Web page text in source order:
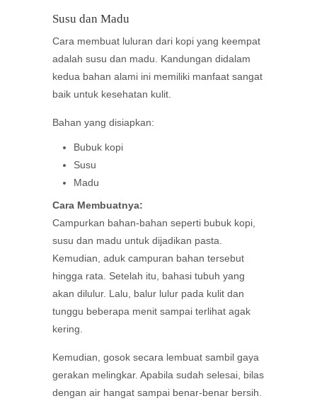
Susu dan Madu
Cara membuat luluran dari kopi yang keempat
adalah susu dan madu. Kandungan didalam
kedua bahan alami ini memiliki manfaat sangat
baik untuk kesehatan kulit.
Bahan yang disiapkan:
Bubuk kopi
Susu
Madu
Cara Membuatnya:
Campurkan bahan-bahan seperti bubuk kopi,
susu dan madu untuk dijadikan pasta.
Kemudian, aduk campuran bahan tersebut
hingga rata. Setelah itu, bahasi tubuh yang
akan dilulur. Lalu, balur lulur pada kulit dan
tunggu beberapa menit sampai terlihat agak
kering.
Kemudian, gosok secara lembuat sambil gaya
gerakan melingkar. Apabila sudah selesai, bilas
dengan air hangat sampai benar-benar bersih.